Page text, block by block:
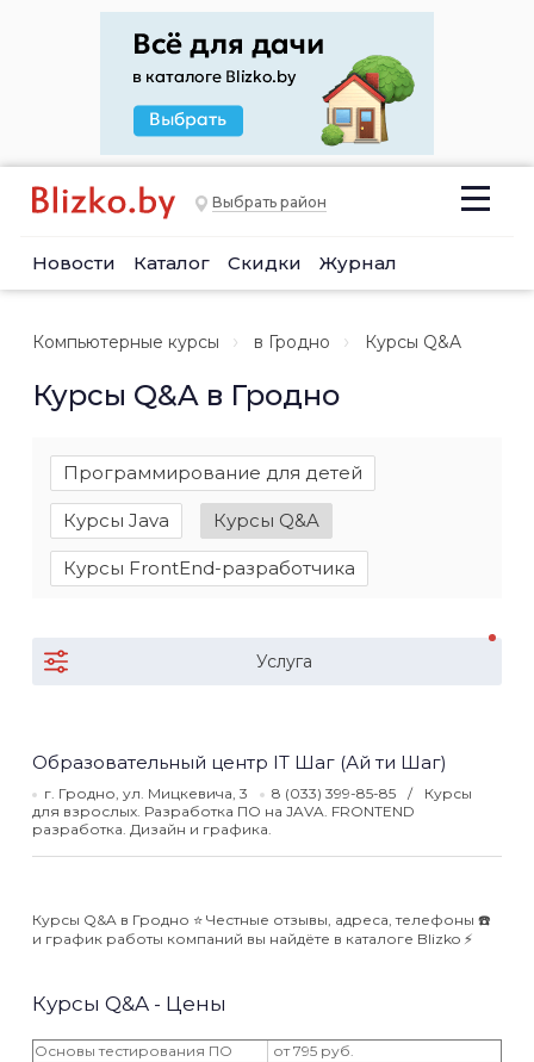
Выбрать район
Новости Каталог Скидки Журнал
Компьютерные курсы в Гродно Курсы Q&A
Курсы Q&A в Гродно
Программирование для детей
Курсы Java Курсы Q&A
Курсы FrontEnd-разработчика
Услуга
Образовательный центр IT Шаг (Ай ти Шаг)
г. Гродно, ул. Мицкевича, 3 8 (033) 399-85-85
Курсы
для взрослых. Разработка ПО на JAVA. FRONTEND
разработка. Дизайн и графика.
Курсы Q&A в Гродно ⭐️ Честные отзывы, адреса, телефоны ☎️
и график работы компаний вы найдёте в каталоге Blizko ⚡️
Курсы Q&A - Цены
Основы тестирования ПО
от 795 руб.